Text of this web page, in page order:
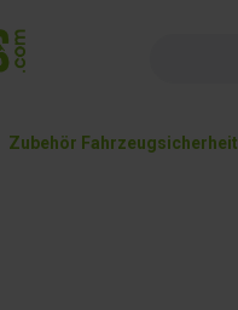
Zubehör Fahrzeugsicherheit